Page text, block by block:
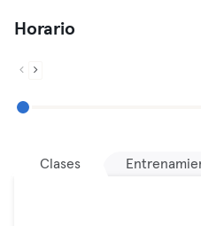
Horario
Clases